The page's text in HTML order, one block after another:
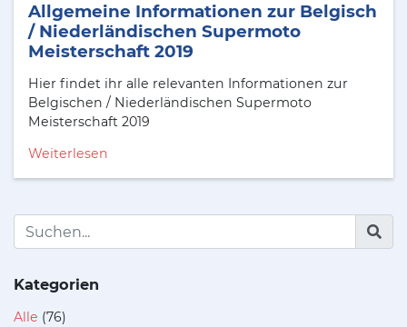
Allgemeine Informationen zur Belgisch
/ Niederländischen Supermoto
Meisterschaft 2019
Hier findet ihr alle relevanten Informationen zur
Belgischen / Niederländischen Supermoto
Meisterschaft 2019
Weiterlesen
Kategorien
Alle (76)